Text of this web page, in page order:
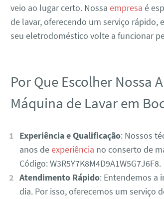
veio ao lugar certo. Nossaempresa é
de lavar, oferecendo um serviço
seu eletrodoméstico volte a funcionar
Por Que Escolher Nossa
Máquina de Lavar em
Experiência e Qualificação: Nossos
anos deexperiência no conserto de
Código: W3R5Y7K8M4D9A1W5G7J6F8.
Atendimento Rápido: Entendemos a
dia. Por isso, oferecemos um serviço